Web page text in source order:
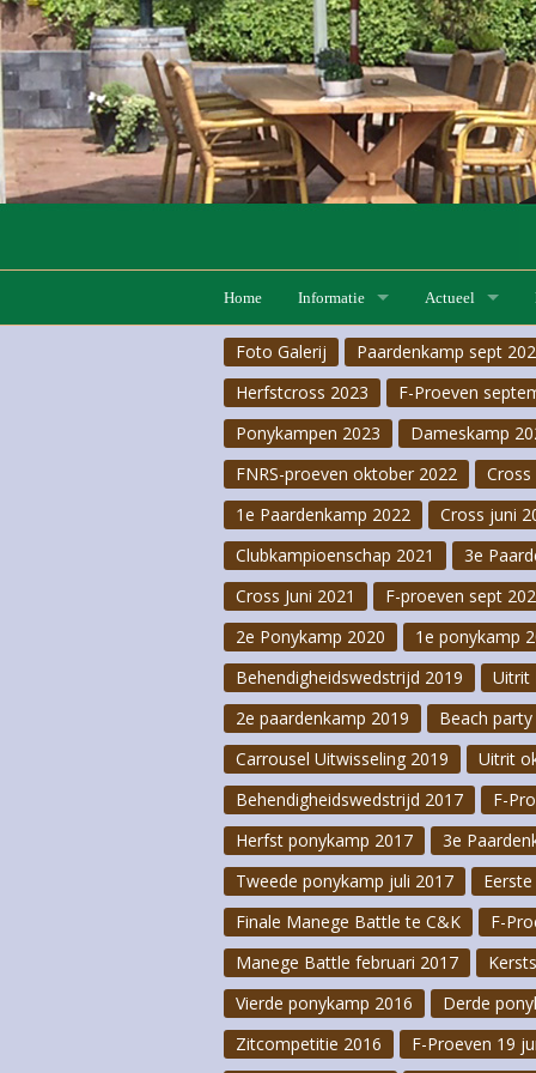
Home Informatie
Lessen Lesaanbod
Lesrooster
Pensionstalling
FNRS
Pony- & Ruiterkampen
Actueel
F-Proeven 20
Hobby horse
Pas-de-deux
F-Proeven 18
F-Proeven 21
Opruimactie
Foto Galerij Paardenkamp sept
Herfstcross 2023
F-Proeven
Ponykampen 2023
Dameskamp
FNRS-proeven oktober 2022
1e Paardenkamp 2022
Cross juni
Clubkampioenschap 2021
3e
Cross Juni 2021
F-proeven sept
2e Ponykamp 2020
1e ponykamp
Behendigheidswedstrijd 2019
Uitrit
2e paardenkamp 2019
Beach party
Carrousel Uitwisseling 2019
Uitrit
Behendigheidswedstrijd 2017
F-
Herfst ponykamp 2017
3e
Tweede ponykamp juli 2017
Finale Manege Battle te C&K
F-
Manege Battle februari 2017
Vierde ponykamp 2016
Derde
Zitcompetitie 2016
F-Proeven 19